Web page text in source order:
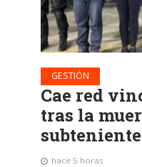
GESTIÓN
Cae red
tras la
hace 5 horas